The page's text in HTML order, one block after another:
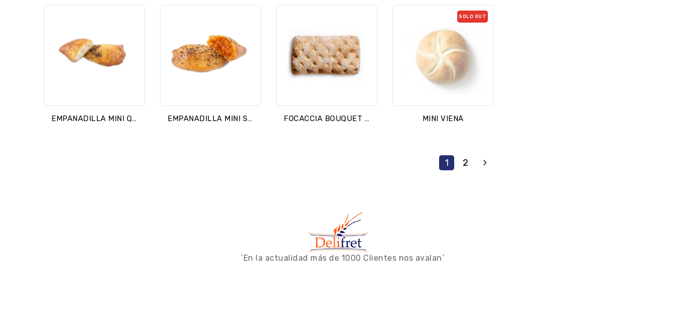
EMPANADILLA MINI QUESO BACON EMPANADILLA MINI SOBRASADA FOCACCIA BOUQUET 180/100
SOLD OUT
MINI VIENA
1 2
`En la actualidad más de 1000 Clientes nos avalan´